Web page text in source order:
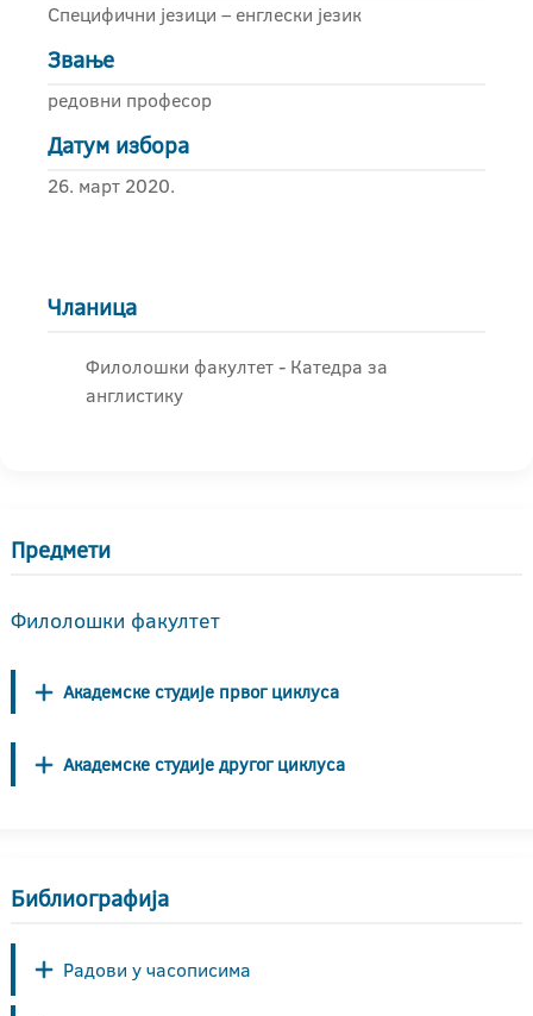
Специфични језици – енглески језик
Звање
редовни професор
Датум избора
26. март 2020.
Чланица
Филолошки факултет - Катедра за
англистику
Предмети
Филолошки факултет
Академске студије првог циклуса
Академске студије другог циклуса
Библиографија
Радови у часописима